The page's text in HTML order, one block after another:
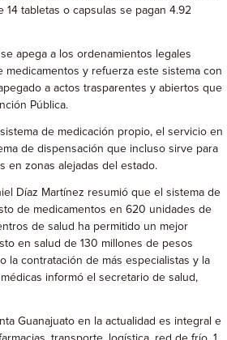
14 tabletas o capsulas se pagan 4.92
apega a los ordenamientos legales
medicamentos y refuerza este sistema con
a actos trasparentes y abiertos que
Pública.
de medicación propio, el servicio en
de dispensación que incluso sirve para
en zonas alejadas del estado.
Díaz Martínez resumió que el sistema de
de medicamentos en 620 unidades de
de salud ha permitido un mejor
en salud de 130 millones de pesos
la contratación de más especialistas y la
informó el secretario de salud,
Guanajuato en la actualidad es integral e